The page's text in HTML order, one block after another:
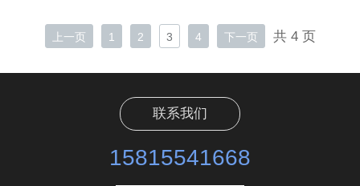
上一页 1 2 3 4 下一页 共 4 页
联系我们
15815541668